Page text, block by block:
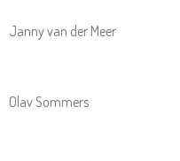
Janny van der Meer
Olav Sommers